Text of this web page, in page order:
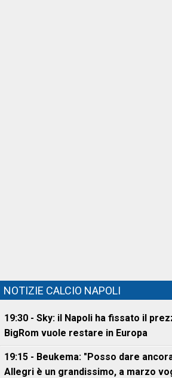
NOTIZIE CALCIO NAPOLI
19:30 - Sky: il Napoli ha fissato il
BigRom vuole restare in Europa
19:15 - Beukema: "Posso dare
Allegri è un grandissimo, a marzo